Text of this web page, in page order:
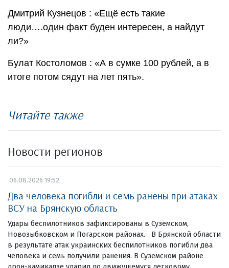
Дмитрий Кузнецов : «Ещё есть такие
люди….один факт буден интересен, а найдут
ли?»
Булат Костоломов : «А в сумке 100 рублей, а в
итоге потом сядут на лет пять».
Читайте также
Новости регионов
06.08.2026 19:52
Два человека погибли и семь ранены при атаках
ВСУ на Брянскую область
Удары беспилотников зафиксированы в Суземском,
Новозыбковском и Погарском районах. В Брянской области
в результате атак украинских беспилотников погибли два
человека и семь получили ранения. В Суземском районе